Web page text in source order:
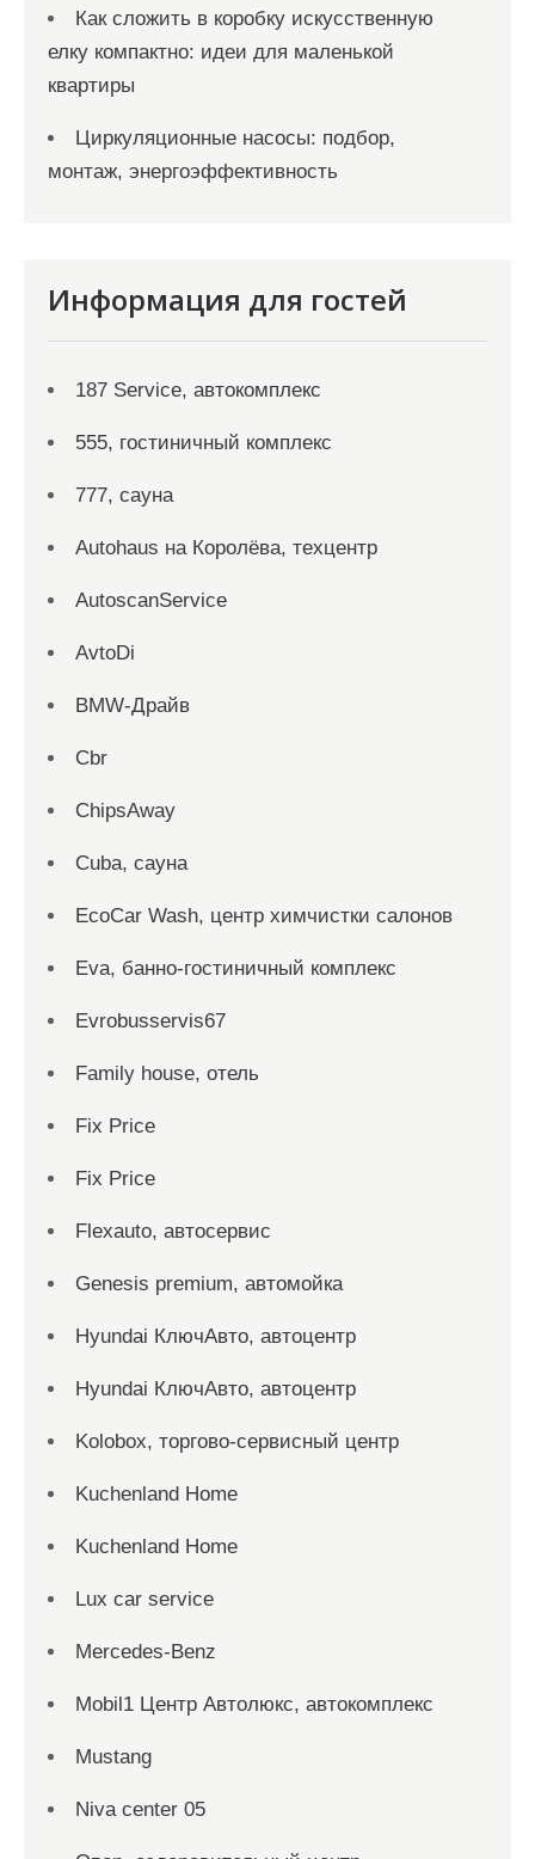
Как сложить в коробку искусственную
елку компактно: идеи для маленькой
квартиры
Циркуляционные насосы: подбор,
монтаж, энергоэффективность
Информация для гостей
187 Service, автокомплекс
555, гостиничный комплекс
777, сауна
Autohaus на Королёва, техцентр
AutoscanService
AvtoDi
BMW-Драйв
Cbr
ChipsAway
Cuba, сауна
EcoCar Wash, центр химчистки салонов
Eva, банно-гостиничный комплекс
Evrobusservis67
Family house, отель
Fix Price
Fix Price
Flexauto, автосервис
Genesis premium, автомойка
Hyundai КлючАвто, автоцентр
Hyundai КлючАвто, автоцентр
Kolobox, торгово-сервисный центр
Kuchenland Home
Kuchenland Home
Lux car service
Mercedes-Benz
Mobil1 Центр Автолюкс, автокомплекс
Mustang
Niva center 05